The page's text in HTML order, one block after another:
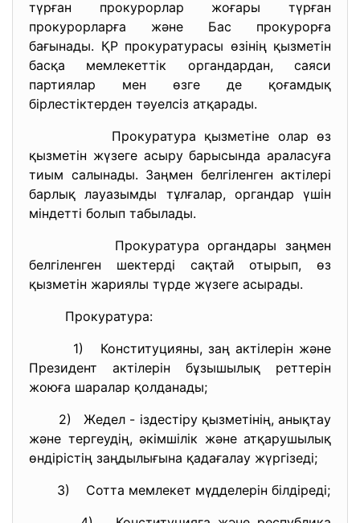
түрған прокурорлар жоғары түрған
прокурорларға және Бас прокурорға
бағынады. ҚР прокуратурасы өзінің қызметін
басқа мемлекеттік органдардан, саяси
партиялар мен өзге де қоғамдық
бірлестіктерден тәуелсіз атқарады.
Прокуратура қызметіне олар өз
қызметін жүзеге асыру барысында араласуға
тиым салынады. Заңмен белгіленген актілері
барлық лауазымды тұлғалар, органдар үшін
міндетті болып табылады.
Прокуратура органдары заңмен
белгіленген шектерді сақтай отырып, өз
қызметін жариялы түрде жүзеге асырады.
Прокуратура:
1) Конституцияны, заң актілерін және
Президент актілерін бұзышылық реттерін
жоюға шаралар қолданады;
2) Жедел - іздестіру қызметінің, анықтау
және тергеудің, әкімшілік және атқарушылық
өндірістің заңдылығына қадағалау жүргізеді;
3) Сотта мемлекет мүдделерін білдіреді;